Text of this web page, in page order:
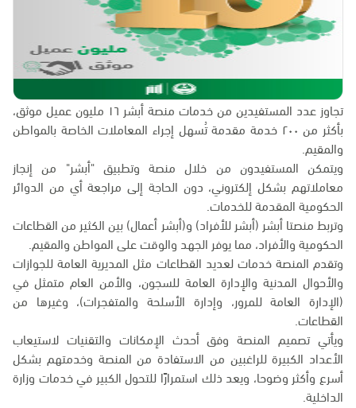
تجاوز عدد المستفيدين من خدمات منصة أبشر ١٦ مليون عميل موثق،
بأكثر من ٢٠٠ خدمة مقدمة تُسهل إجراء المعاملات الخاصة بالمواطن
والمقيم.
ويتمكن المستفيدون من خلال منصة وتطبيق "أبشر" من إنجاز
معاملاتهم بشكل إلكتروني، دون الحاجة إلى مراجعة أي من الدوائر
الحكومية المقدمة للخدمات.
وتربط منصتا أبشر (أبشر للأفراد) و(أبشر أعمال) بين الكثير من القطاعات
الحكومية والأفراد، مما يوفر الجهد والوقت على المواطن والمقيم.
وتقدم المنصة خدمات لعديد القطاعات مثل المديرية العامة للجوازات
والأحوال المدنية والإدارة العامة للسجون، والأمن العام متمثل في
(الإدارة العامة للمرور، وإدارة الأسلحة والمتفجرات)، وغيرها من
القطاعات.
ويأتي تصميم المنصة وفق أحدث الإمكانات والتقنيات لاستيعاب
الأعداد الكبيرة للراغبين من الاستفادة من المنصة وخدمتهم بشكل
أسرع وأكثر وضوحا، ويعد ذلك استمرارًا للتحول الكبير في خدمات وزارة
الداخلية.